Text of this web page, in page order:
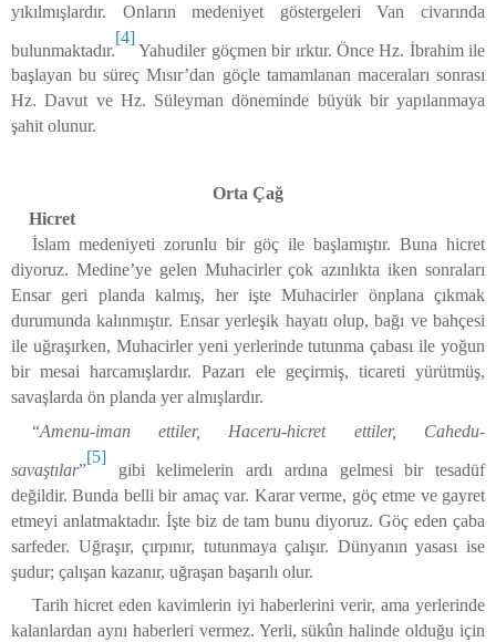
yıkılmışlardır. Onların medeniyet göstergeleri Van civarında
bulunmaktadır.
[4]
Yahudiler göçmen bir ırktır. Önce Hz. İbrahim ile
başlayan bu süreç Mısır’dan göçle tamamlanan maceraları sonrası
Hz. Davut ve Hz. Süleyman döneminde büyük bir yapılanmaya
şahit olunur.
Orta Çağ
Hicret
İslam medeniyeti zorunlu bir göç ile başlamıştır. Buna hicret
diyoruz. Medine’ye gelen Muhacirler çok azınlıkta iken sonraları
Ensar geri planda kalmış, her işte Muhacirler önplana çıkmak
durumunda kalınmıştır. Ensar yerleşik hayatı olup, bağı ve bahçesi
ile uğraşırken, Muhacirler yeni yerlerinde tutunma çabası ile yoğun
bir mesai harcamışlardır. Pazarı ele geçirmiş, ticareti yürütmüş,
savaşlarda ön planda yer almışlardır.
“Amenu-iman ettiler, Haceru-hicret ettiler, Cahedu-
savaştılar”
[5]
gibi kelimelerin ardı ardına gelmesi bir tesadüf
değildir. Bunda belli bir amaç var. Karar verme, göç etme ve gayret
etmeyi anlatmaktadır. İşte biz de tam bunu diyoruz. Göç eden çaba
sarfeder. Uğraşır, çırpınır, tutunmaya çalışır. Dünyanın yasası ise
şudur; çalışan kazanır, uğraşan başarılı olur.
Tarih hicret eden kavimlerin iyi haberlerini verir, ama yerlerinde
kalanlardan aynı haberleri vermez. Yerli, sükûn halinde olduğu için